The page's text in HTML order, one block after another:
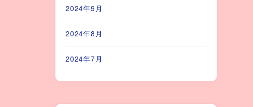
2024年9月
2024年8月
2024年7月